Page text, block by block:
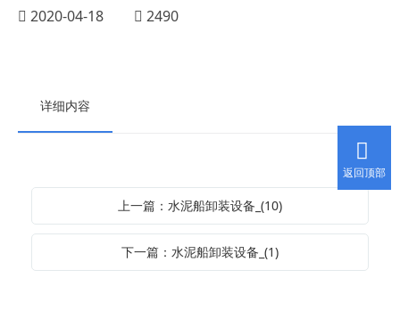
2020-04-18 2490
详细内容
上一篇：水泥船卸装设备_(10)
下一篇：水泥船卸装设备_(1)
返回顶部